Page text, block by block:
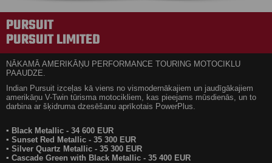
PURSUIT
PURSUIT LIMITED
NĀKAMĀ AMERIKĀŅU PERFORMANCE TOURING MOTOCIKLU
PAAUDZE.
Indian Pursuit izceļas kā viens no vismodernākajiem un jaudīgākajiem
amerikāņu V-Twin tūrisma motocikliem, kas pieejams mūsdienās, un to
darbina ar šķidruma dzesēšanu aprīkotais PowerPlus.
▪ Black Metallic - 34 600 EUR
▪ Sunset Red Metallic - 35 300 EUR
▪ Silver Quartz Metallic - 35 300 EUR
▪ Cascade Green with Black Metallic - 35 400 EUR